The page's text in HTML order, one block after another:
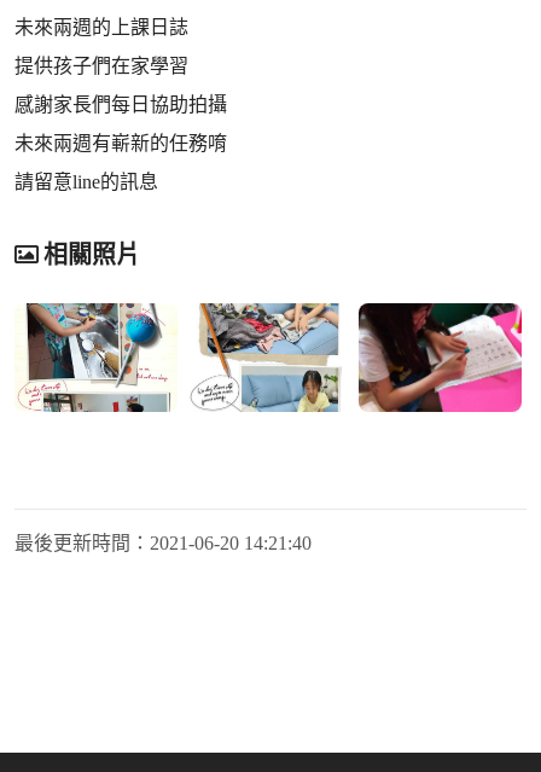
未來兩週的上課日誌
提供孩子們在家學習
感謝家長們每日協助拍攝
未來兩週有嶄新的任務唷
請留意line的訊息
相關照片
最後更新時間： 2021-06-20 14:21:40